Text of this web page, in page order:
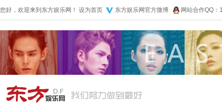
您好，欢迎来到东方娱乐网！ 设为首页 东方娱乐网官方微博 网站合作QQ